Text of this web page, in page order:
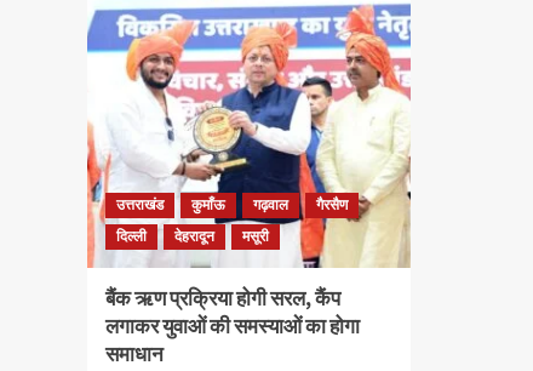
उत्तराखंड कुमाँऊ गढ़वाल
गैरसैण
दिल्ली
देहरादून मसूरी
बैंक ऋण प्रक्रिया होगी सरल, कैंप
लगाकर युवाओं की समस्याओं का होगा
समाधान